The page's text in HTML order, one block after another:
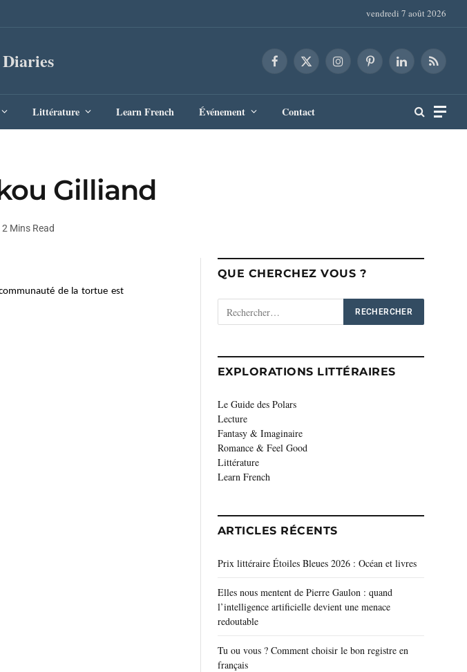
vendredi 7 août 2026
Facebook
X
InstagramPinterestLinkedInRSS
Littérature Learn French Événement Contact
Gilliand
2 Mins Read
de la tortue est
QUE CHERCHEZ VOUS ?
EXPLORATIONS LITTÉRAIRES
Le Guide des Polars
Lecture
Fantasy & Imaginaire
Romance & Feel Good
Littérature
Learn French
ARTICLES RÉCENTS
Prix littéraire Étoiles Bleues 2026 : Océan et livres
Elles nous mentent de Pierre Gaulon : quand
l’intelligence artificielle devient une menace
redoutable
Tu ou vous ? Comment choisir le bon registre en
français